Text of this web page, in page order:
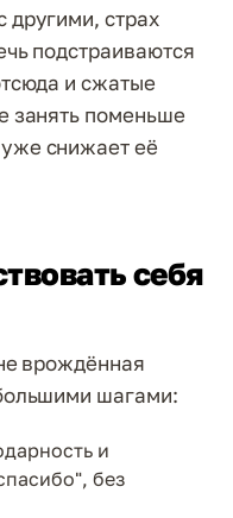
другими, страх
подстраиваются
и сжатые
занять поменьше
снижает её
себя
врождённая
шагами:
и
без